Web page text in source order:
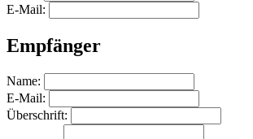
E-Mail:
Empfänger
Name:
E-Mail:
Überschrift: